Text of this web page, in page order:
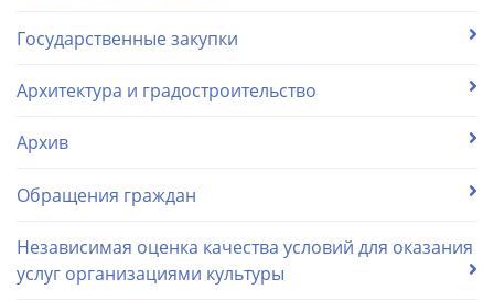
Государственные закупки
Архитектура и градостроительство
Архив
Обращения граждан
Независимая оценка качества условий для оказания
услуг организациями культуры